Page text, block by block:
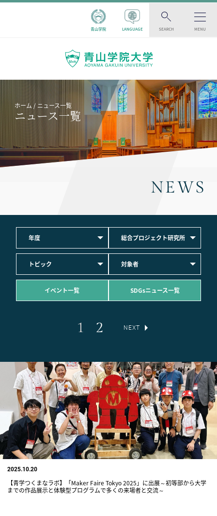
青山学院 LANGUAGE SEARCH MENU
ホーム ニュース一覧
ニュース一覧
NEWS
年度 総合プロジェクト研究所
トピック 対象者
イベント一覧 SDGsニュース一覧
1 2 NEXT
2025.10.20
【青学つくまなラボ】「Maker Faire Tokyo 2025」に出展～初等部から大学
までの作品展示と体験型プログラムで多くの来場者と交流～